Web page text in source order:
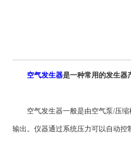
空气发生器是一种常用的发生器
空气发生器一般是由空气泵/压缩
输出。仪器通过系统压力可以自动